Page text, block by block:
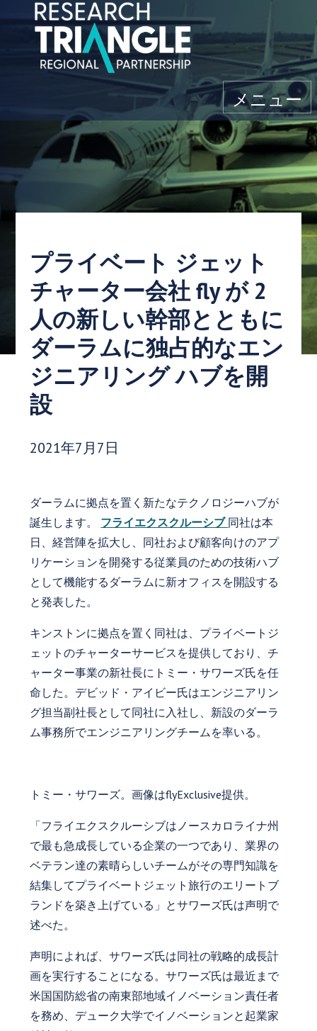
コンテンツにスキップ
メニュー
プライベート ジェット
チャーター会社 fly が 2
人の新しい幹部とともに
ダーラムに独占的なエン
ジニアリング ハブを開
設
発行日:
2021年7月7日
ダーラムに拠点を置く新たなテクノロジーハブが
誕生します。 フライエクスクルーシブ 同社は本
日、経営陣を拡大し、同社および顧客向けのアプ
リケーションを開発する従業員のための技術ハブ
として機能するダーラムに新オフィスを開設する
と発表した。
キンストンに拠点を置く同社は、プライベートジ
ェットのチャーターサービスを提供しており、チ
ャーター事業の新社長にトミー・サワーズ氏を任
命した。デビッド・アイビー氏はエンジニアリン
グ担当副社長として同社に入社し、新設のダーラ
ム事務所でエンジニアリングチームを率いる。
トミー・サワーズ。画像はflyExclusive提供。
「フライエクスクルーシブはノースカロライナ州
で最も急成長している企業の一つであり、業界の
ベテラン達の素晴らしいチームがその専門知識を
結集してプライベートジェット旅行のエリートブ
ランドを築き上げている」とサワーズ氏は声明で
述べた。
声明によれば、サワーズ氏は同社の戦略的成長計
画を実行することになる。サワーズ氏は最近まで
米国国防総省の南東部地域イノベーション責任者
を務め、デューク大学でイノベーションと起業家